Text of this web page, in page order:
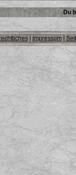
Du
| Impressum|